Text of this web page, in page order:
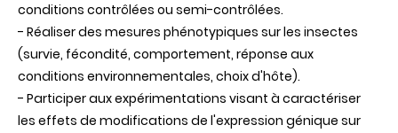
conditions contrôlées ou semi-contrôlées.
- Réaliser des mesures phénotypiques sur les insectes
(survie, fécondité, comportement, réponse aux
conditions environnementales, choix d'hôte).
- Participer aux expérimentations visant à caractériser
les effets de modifications de l'expression génique sur